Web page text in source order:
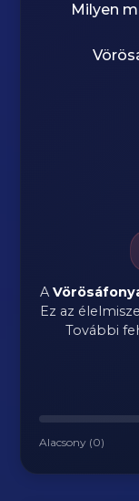
Milyen
A
Ez az
További
Alacsony (0)